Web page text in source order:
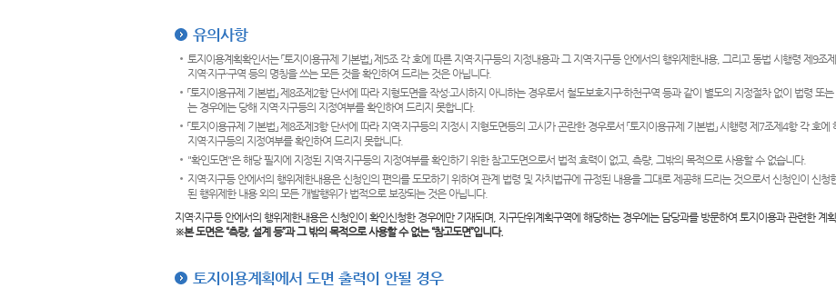
유의사항
토지이용계획확인서는 「토지이용규제 기본법」 제5조 각 호에 따른 지역·지구등의 지정내용과 그 지역·지구등 안에서의 행위제한내용, 그리고 동법 시행령 제9
지역·지구·구역 등의 명칭을 쓰는 모든 것을 확인하여 드리는 것은 아닙니다.
「토지이용규제 기본법」 제8조제2항 단서에 따라 지형도면을 작성·고시하지 아니하는 경우로서 철도보호지구·하천구역 등과 같이 별도의 지정절차 없이 법령 또
는 경우에는 당해 지역·지구등의 지정여부를 확인하여 드리지 못합니다.
「토지이용규제 기본법」 제8조제3항 단서에 따라 지역·지구등의 지정시 지형도면등의 고시가 곤란한 경우로서 「토지이용규제 기본법」 시행령 제7조제4항 각 호
지역·지구등의 지정여부를 확인하여 드리지 못합니다.
"확인도면"은 해당 필지에 지정된 지역·지구등의 지정여부를 확인하기 위한 참고도면으로서 법적 효력이 없고, 측량, 그밖의 목적으로 사용할 수 없습니다.
지역·지구등 안에서의 행위제한내용은 신청인의 편의를 도모하기 위하여 관계 법령 및 자치법규에 규정된 내용을 그대로 제공해 드리는 것으로서 신청인이 신
된 행위제한 내용 외의 모든 개발행위가 법적으로 보장되는 것은 아닙니다.
지역·지구등 안에서의 행위제한내용은 신청인이 확인신청한 경우에만 기재되며, 지구단위계획구역에 해당하는 경우에는 담당과를 방문하여 토지이용과 관련한 계
※본 도면은“측량, 설계 등”과 그 밖의 목적으로 사용할 수 없는 “참고도면”입니다.
토지이용계획에서 도면 출력이 안될 경우